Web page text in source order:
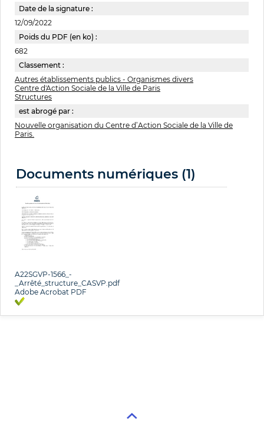
Date de la signature :
12/09/2022
Poids du PDF (en ko) :
682
Classement :
Autres établissements publics - Organismes divers
Centre d'Action Sociale de la Ville de Paris
Structures
est abrogé par :
Nouvelle organisation du Centre d’Action Sociale de la Ville de
Paris.
Documents numériques (1)
A22SGVP-1566_-
_Arrêté_structure_CASVP.pdf
Adobe Acrobat PDF